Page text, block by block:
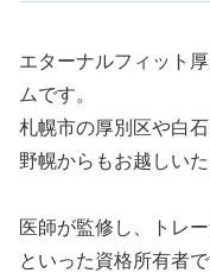
エターナルフィット
ムです。
札幌市の厚別区や白
野幌からもお越しい
医師が監修し、トレ
といった資格所有者で